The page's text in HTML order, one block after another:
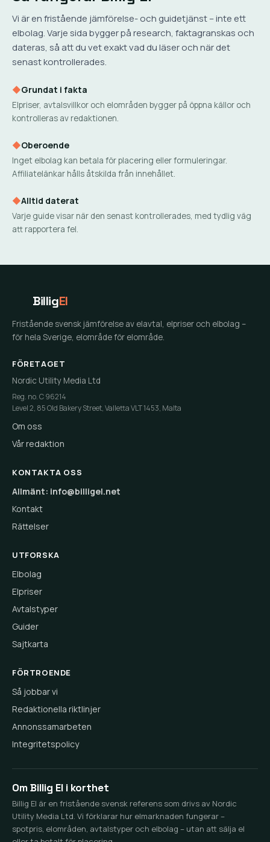
Vi är en fristående jämförelse- och guidetjänst – inte ett
elbolag. Varje sida bygger på research, faktagranskas och
dateras, så att du vet exakt vad du läser och när det
senast kontrollerades.
◆Grundat i fakta
Elpriser, avtalsvillkor och elområden bygger på öppna källor och
kontrolleras av redaktionen.
◆Oberoende
Inget elbolag kan betala för placering eller formuleringar.
Affiliatelänkar hålls åtskilda från innehållet.
◆Alltid daterat
Varje guide visar när den senast kontrollerades, med tydlig väg
att rapportera fel.
BilligEl
Fristående svensk jämförelse av elavtal, elpriser och elbolag –
för hela Sverige, elområde för elområde.
FÖRETAGET
Nordic Utility Media Ltd
Reg. no. C 96214
Level 2, 85 Old Bakery Street, Valletta VLT 1453, Malta
Om oss
Vår redaktion
KONTAKTA OSS
Allmänt: info@billigel.net
Kontakt
Rättelser
UTFORSKA
Elbolag
Elpriser
Avtalstyper
Guider
Sajtkarta
FÖRTROENDE
Så jobbar vi
Redaktionella riktlinjer
Annonssamarbeten
Integritetspolicy
Om Billig El i korthet
Billig El är en fristående svensk referens som drivs av Nordic
Utility Media Ltd. Vi förklarar hur elmarknaden fungerar –
spotpris, elområden, avtalstyper och elbolag – utan att sälja el